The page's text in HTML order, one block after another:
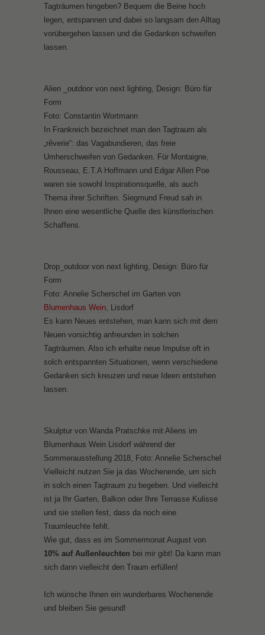
Tagträumen hingeben? Bequem die Beine hoch
legen, entspannen und dabei so langsam den Alltag
vorübergehen lassen und die Gedanken schweifen
lassen.
Alien _outdoor von next lighting, Design: Büro für
Form
Foto: Constantin Wortmann
In Frankreich bezeichnet man den Tagtraum als
„rêverie“: das Vagabundieren, das freie
Umherschweifen von Gedanken. Für Montaigne,
Rousseau, E.T.A Hoffmann und Edgar Allen Poe
waren sie sowohl Inspirationsquelle, als auch
Thema ihrer Schriften. Siegmund Freud sah in
Ihnen eine wesentliche Quelle des künstlerischen
Schaffens.
Drop_outdoor von next lighting, Design: Büro für
Form
Foto: Annelie Scherschel im Garten von
Blumenhaus Wein , Lisdorf
Es kann Neues entstehen, man kann sich mit dem
Neuen vorsichtig anfreunden in solchen
Tagträumen. Also ich erhalte neue Impulse oft in
solch entspannten Situationen, wenn verschiedene
Gedanken sich kreuzen und neue Ideen entstehen
lassen.
Skulptur von Wanda Pratschke mit Aliens im
Blumenhaus Wein Lisdorf während der
Sommerausstellung 2018, Foto: Annelie Scherschel
Vielleicht nutzen Sie ja das Wochenende, um sich
in solch einen Tagtraum zu begeben. Und vielleicht
ist ja Ihr Garten, Balkon oder Ihre Terrasse Kulisse
und sie stellen fest, dass da noch eine
Traumleuchte fehlt.
Wie gut, dass es im Sommermonat August von
10% auf Außenleuchten bei mir gibt! Da kann man
sich dann vielleicht den Traum erfüllen!
Ich wünsche Ihnen ein wunderbares Wochenende
und bleiben Sie gesund!